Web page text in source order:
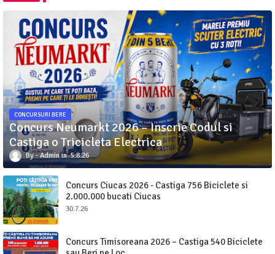
CONCURSURI BERE
Concurs Neumarkt 2026 – Inscrie Codul si
Castiga o Tricicleta Electrica
Admin 5.8.26
Concurs Ciucas 2026 - Castiga 756 Biciclete si
2.000.000 bucati Ciucas
30.7.26
Concurs Timisoreana 2026 – Castiga 540 Biciclete